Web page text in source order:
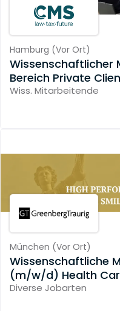
Hamburg (Vor Ort)
Bereich Private
Wiss. Mitarbeitende
München (Vor Ort)
Wissenschaftliche
(m/w/d) Health
Diverse Jobarten